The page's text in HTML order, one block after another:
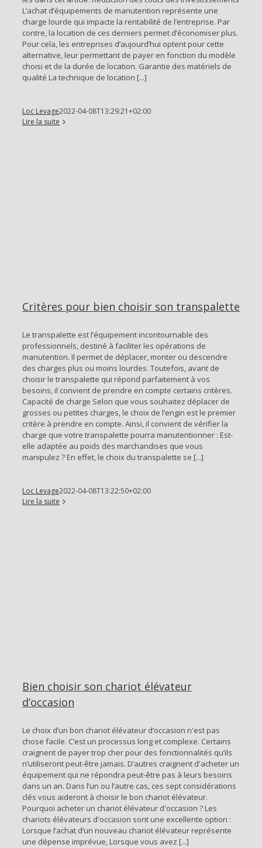
L’achat d’équipements de manutention représente une
charge lourde qui impacte la rentabilité de l’entreprise. Par
contre, la location de ces derniers permet d’économiser plus.
Pour cela, les entreprises d’aujourd’hui optent pour cette
alternative, leur permettant de payer en fonction du modèle
choisi et de la durée de location. Garantie des matériels de
qualité La technique de location [...]
Loc Levage2022-04-08T13:29:21+02:00
Lire la suite
Critères pour bien choisir son transpalette
Le transpalette est l’équipement incontournable des
professionnels, destiné à faciliter les opérations de
manutention. Il permet de déplacer, monter ou descendre
des charges plus ou moins lourdes. Toutefois, avant de
choisir le transpalette qui répond parfaitement à vos
besoins, il convient de prendre en compte certains critères.
Capacité de charge Selon que vous souhaitez déplacer de
grosses ou petites charges, le choix de l’engin est le premier
critère à prendre en compte. Ainsi, il convient de vérifier la
charge que votre transpalette pourra manutentionner : Est-
elle adaptée au poids des marchandises que vous
manipulez ? En effet, le choix du transpalette se [...]
Loc Levage2022-04-08T13:22:50+02:00
Lire la suite
Bien choisir son chariot élévateur
d’occasion
Le choix d’un bon chariot élévateur d’occasion n'est pas
chose facile. C’est un processus long et complexe. Certains
craignent de payer trop cher pour des fonctionnalités qu’ils
n’utiliseront peut-être jamais. D’autres craignent d'acheter un
équipement qui ne répondra peut-être pas à leurs besoins
dans un an. Dans l’un ou l’autre cas, ces sept considérations
clés vous aideront à choisir le bon chariot élévateur.
Pourquoi acheter un chariot élévateur d'occasion ? Les
chariots élévateurs d'occasion sont une excellente option :
Lorsque l’achat d’un nouveau chariot élévateur représente
une dépense imprévue, Lorsque vous avez [...]